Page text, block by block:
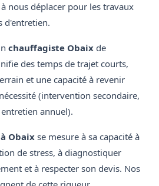
nous déplacer pour les travaux
d'entretien.
chauffagiste Obaix de
des temps de trajet courts,
et une capacité à revenir
(intervention secondaire,
annuel).
Obaix se mesure à sa capacité à
de stress, à diagnostiquer
et à respecter son devis. Nos